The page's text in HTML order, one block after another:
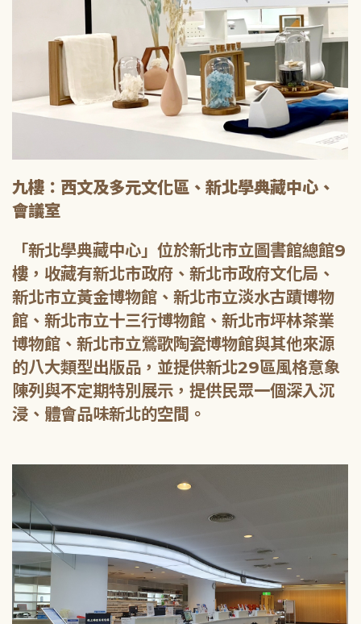
九樓：西文及多元文化區、新北學典藏中心、
會議室
「新北學典藏中心」位於新北市立圖書館總館9
樓，收藏有新北市政府、新北市政府文化局、
新北市立黃金博物館、新北市立淡水古蹟博物
館、新北市立十三行博物館、新北市坪林茶業
博物館、新北市立鶯歌陶瓷博物館與其他來源
的八大類型出版品，並提供新北29區風格意象
陳列與不定期特別展示，提供民眾一個深入沉
浸、體會品味新北的空間。